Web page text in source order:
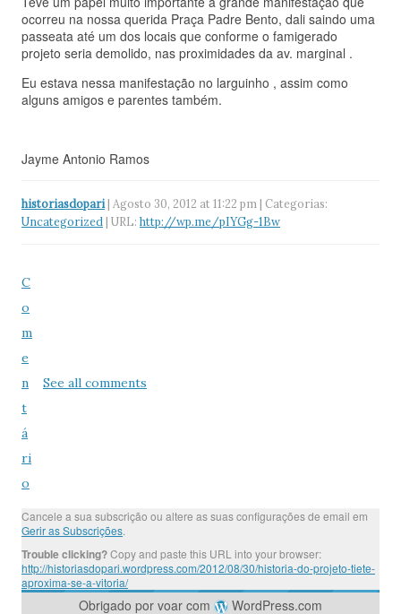
ocorreu na nossa querida Praça Padre Bento, dali saindo uma
passeata até um dos locais que conforme o famigerado
projeto seria demolido, nas proximidades da av. marginal .
Eu estava nessa manifestação no larguinho , assim como
alguns amigos e parentes também.
Jayme Antonio Ramos
historiasdopari| Agosto 30, 2012 at 11:22 pm | Categorias:
Uncategorized| URL: http://wp.me/pIYGg-1Bw
C
o
m
e
n
t
á
ri
o
See all comments
Cancele a sua subscrição ou altere as suas configurações de email em
Gerir as Subscrições.
Trouble clicking?Copy and paste this URL into your browser:
http://historiasdopari.wordpress.com/2012/08/30/historia-do-projeto-tiete-
aproxima-se-a-vitoria/
Obrigado por voar com WordPress.com